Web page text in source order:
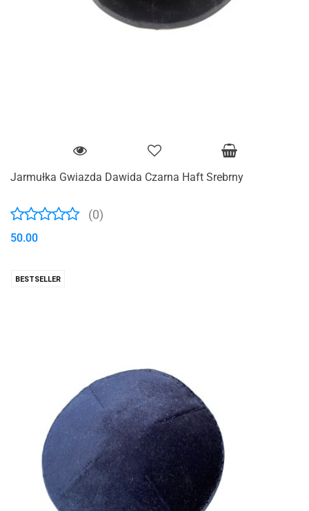
Jarmułka Gwiazda Dawida Czarna Haft Srebrny
(0)
50.00
BESTSELLER